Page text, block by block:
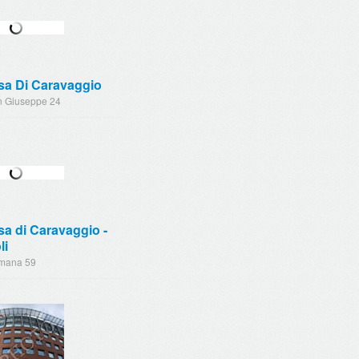
Di Caravaggio
Giuseppe 24
di Caravaggio -
59